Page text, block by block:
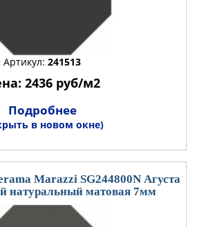
Артикул: 241513
2436 руб/м2
Подробнее
в новом окне)
Marazzi SG244800N Агуста
натуральный матовая 7мм